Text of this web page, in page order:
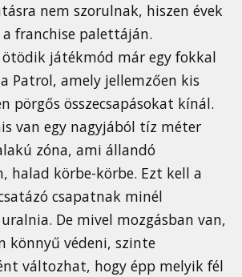
nem szorulnak, hiszen évek
franchise palettáján.
játékmód már egy fokkal
Patrol, amely jellemzően kis
pörgős összecsapásokat kínál.
van egy nagyjából tíz méter
zóna, ami állandó
halad körbe-körbe. Ezt kell a
csapatnak minél
De mivel mozgásban van,
könnyű védeni, szinte
változhat, hogy épp melyik fél